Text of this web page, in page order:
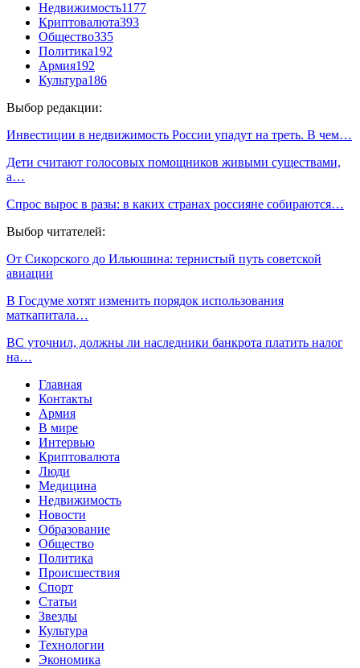
Недвижимость1177
Криптовалюта393
Общество335
Политика192
Армия192
Культура186
Выбор редакции:
Инвестиции в недвижимость России упадут на треть. В чем…
Дети считают голосовых помощников живыми существами,
а…
Спрос вырос в разы: в каких странах россияне собираются…
Выбор читателей:
От Сикорского до Ильюшина: тернистый путь советской
авиации
В Госдуме хотят изменить порядок использования
маткапитала…
ВС уточнил, должны ли наследники банкрота платить налог
на…
Главная
Контакты
Армия
В мире
Интервью
Криптовалюта
Люди
Медицина
Недвижимость
Новости
Образование
Общество
Политика
Происшествия
Спорт
Статьи
Звезды
Культура
Технологии
Экономика